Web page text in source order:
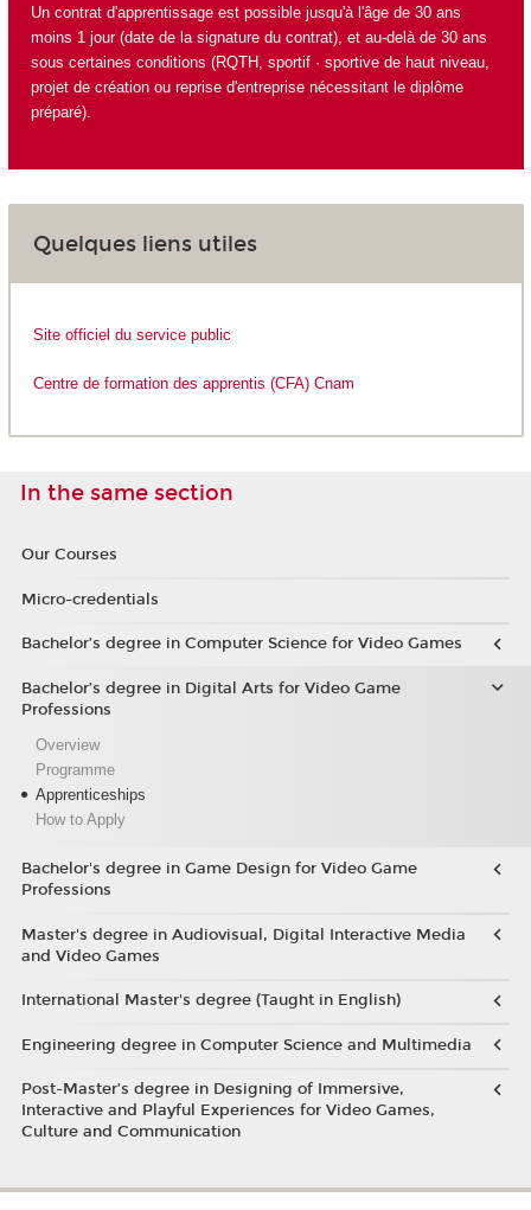
Un contrat d'apprentissage est possible jusqu'à l'âge de 30 ans
moins 1 jour (date de la signature du contrat), et au-delà de 30 ans
sous certaines conditions (RQTH, sportif · sportive de haut niveau,
projet de création ou reprise d'entreprise nécessitant le diplôme
préparé).
Quelques liens utiles
Site officiel du service public
Centre de formation des apprentis (CFA) Cnam
In the same section
Our Courses
Micro-credentials
Bachelor’s degree in Computer Science for Video Games
Bachelor’s degree in Digital Arts for Video Game
Professions
Overview
Programme
Apprenticeships
How to Apply
Bachelor's degree in Game Design for Video Game
Professions
Master's degree in Audiovisual, Digital Interactive Media
and Video Games
International Master's degree (Taught in English)
Engineering degree in Computer Science and Multimedia
Post-Master’s degree in Designing of Immersive,
Interactive and Playful Experiences for Video Games,
Culture and Communication